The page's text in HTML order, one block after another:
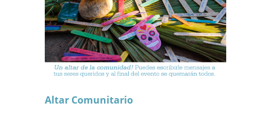
Altar Comunitario